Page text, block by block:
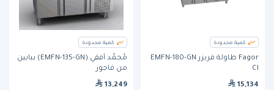
كمية محدودة
Fagor طاولة فريزر EMFN-180-GN
CI
15,134
كمية محدودة
مُجمِّد أفقي (EMFN-135-GN) ببابين
من فاجور
13,249